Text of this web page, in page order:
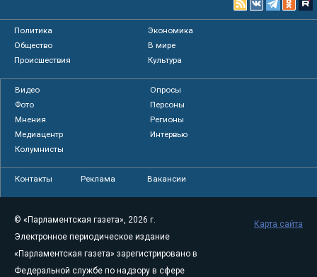
Политика
Экономика
Общество
В мире
Происшествия
Культура
Видео
Опросы
Фото
Персоны
Мнения
Регионы
Медиацентр
Интервью
Колумнисты
Контакты Реклама Вакансии
© «Парламентская газета», 2026 г.
Электронное периодическое издание
«Парламентская газета» зарегистрировано в
Федеральной службе по надзору в сфере
Карта сайта